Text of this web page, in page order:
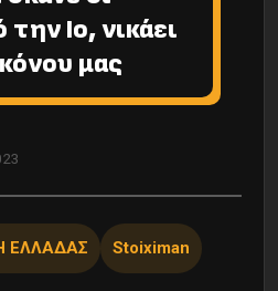
την Ιο, νικάει
μας
ΕΛΛΑΔΑΣ Stoiximan